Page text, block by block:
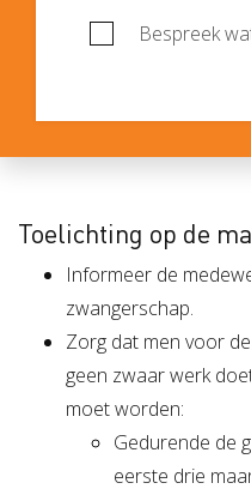
Bespreek
Toelichting op de
Informeer de
zwangerschap.
Zorg dat men voor
geen zwaar werk
moet worden:
Gedurende de
eerste drie